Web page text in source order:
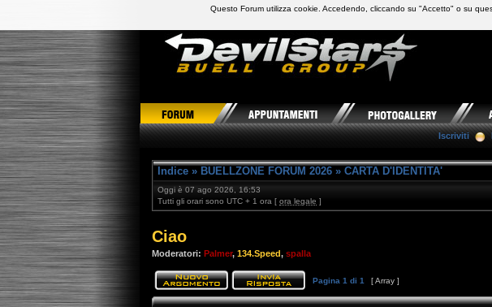
DevilStars Club Buell Italia
Iscriviti
Indice » BUELLZONE FORUM 2026 » CARTA D'IDENTITA'
Oggi è 07 ago 2026, 16:53
Tutti gli orari sono UTC + 1 ora [ ora legale ]
Ciao
Moderatori: Palmer, 134.Speed, spalla
Pagina 1 di 1 [ Array ]
Questo Forum utilizza cookie. Accedendo, cliccando su "Accetto" o su